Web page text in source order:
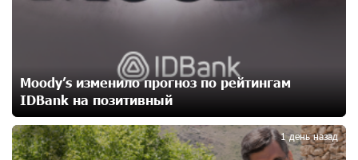
Новые финансовые навыки на «Давидбекских
играх»: Idram&IDBank
Кругом война. А вас вводят в заблуждение. Аршак
Moody’s изменило прогноз по рейтингам
IDBank на позитивный
1 день назад